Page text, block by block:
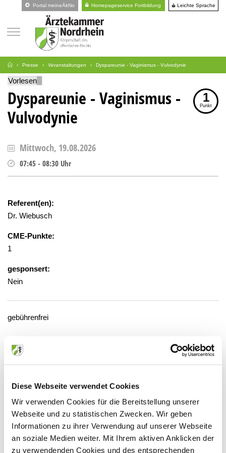
Diese Webseite verwendet Cookies
Wir verwenden Cookies für die Bereitstellung unserer
Webseite und zu statistischen Zwecken. Wir geben
Informationen zu ihrer Verwendung auf unserer Webseite
an soziale Medien weiter. Mit Ihrem aktiven Anklicken der
zu verwendenden Cookies und des entsprechenden
Portal meineÄkNo Homepageservice Fortbildung Leichte Sprache
Presse Veranstaltungen Dyspareunie - Vaginismus - Vulvodynie
Vorlesen
Dyspareunie - Vaginismus -
Vulvodynie
1
Punkt
Mittwoch, 19.08.2026
07:45 - 08:30 Uhr
Referent(en):
Dr. Wiebusch
CME-Punkte:
1
gesponsert:
Nein
gebührenfrei
Klinikum Leverkusen, Klinik für
Frauenheilkunde und Geburtshilfe,
Am Gesundheitspark 11, 51375
Leverkusen